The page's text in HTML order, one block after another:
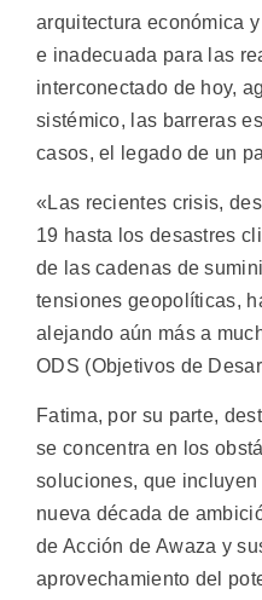
arquitectura económica
e inadecuada para las
interconectado de hoy,
sistémico, las barreras
casos, el legado de un
«Las recientes crisis,
19 hasta los desastres
de las cadenas de
tensiones geopolíticas,
alejando aún más a
ODS (Objetivos de
Fatima, por su parte,
se concentra en los
soluciones, que
nueva década de
de Acción de Awaza y
aprovechamiento del